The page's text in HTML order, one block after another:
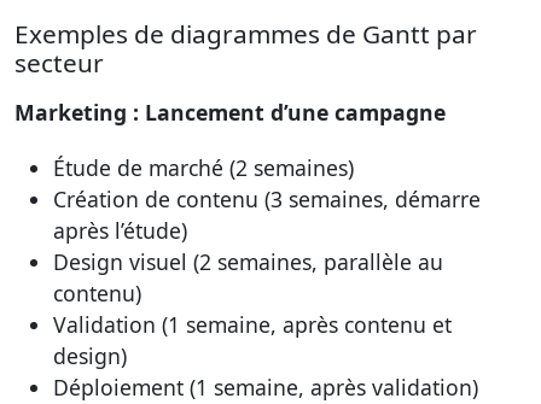
Exemples de diagrammes de Gantt par
secteur
Marketing : Lancement d’une campagne
Étude de marché (2 semaines)
Création de contenu (3 semaines, démarre
après l’étude)
Design visuel (2 semaines, parallèle au
contenu)
Validation (1 semaine, après contenu et
design)
Déploiement (1 semaine, après validation)